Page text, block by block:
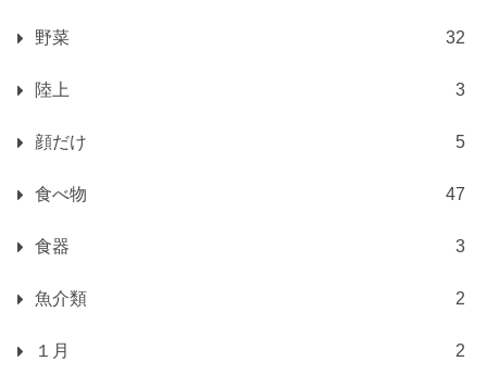
野菜 32
陸上 3
顔だけ 5
食べ物 47
食器 3
魚介類 2
１月 2